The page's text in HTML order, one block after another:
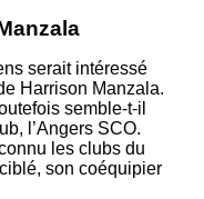
serait intéressé
Harrison Manzala.
semble-t-il
l’Angers SCO.
les clubs du
son coéquipier